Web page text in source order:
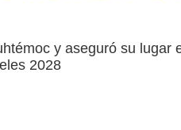
y aseguró su lugar
2028